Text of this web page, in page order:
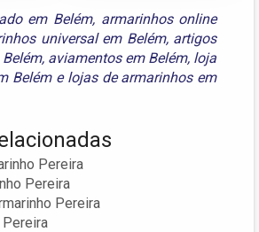
em Belém, armarinhos online
universal em Belém, artigos
, aviamentos em Belém, loja
Beléme lojas de armarinhos em
Pereira
Pereira
Pereira
Pereira